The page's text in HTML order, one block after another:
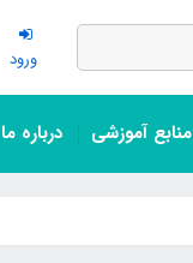
ورود
منابع آموزشی درباره ما